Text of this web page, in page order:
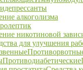
алкоголизма
никотиновой
для улучшения
Противодиабетические